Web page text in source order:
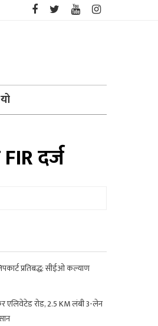
दर्ज
प्रतिबद्ध: सीईओ कल्याण
एलिवेटेड रोड, 2.5 KM लंबी 3-लेन